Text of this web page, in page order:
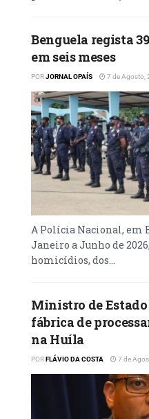
Segundo o
Atendimento ao
assegurar a
Ler Mais
Benguela regista
em seis meses
PORJORNAL OPAÍS 7 de Agosto,
A Polícia Nacional, em
Janeiro a Junho de
homicídios, dos...
Ministro de
fábrica de
na Huíla
POR FLÁVIO DA COSTA 7 de